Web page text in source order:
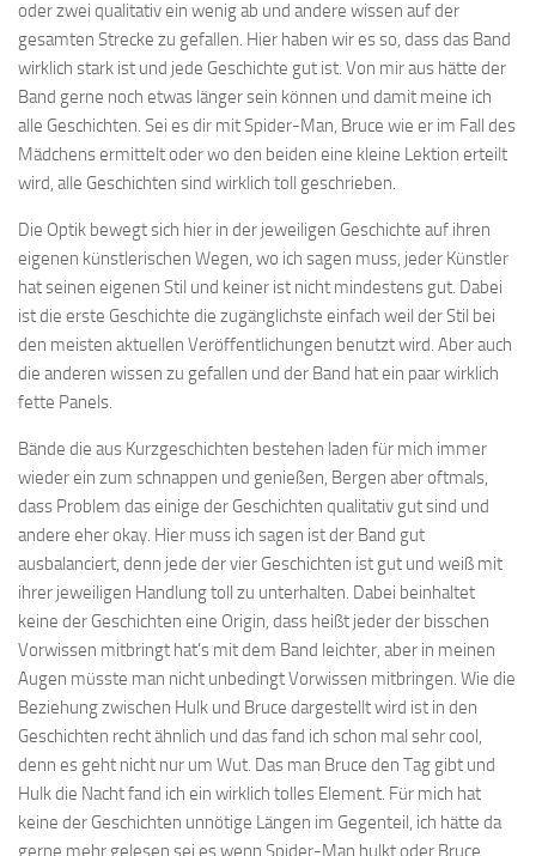
oder zwei qualitativ ein wenig ab und andere wissen auf der
gesamten Strecke zu gefallen. Hier haben wir es so, dass das Band
wirklich stark ist und jede Geschichte gut ist. Von mir aus hätte der
Band gerne noch etwas länger sein können und damit meine ich
alle Geschichten. Sei es dir mit Spider-Man, Bruce wie er im Fall des
Mädchens ermittelt oder wo den beiden eine kleine Lektion erteilt
wird, alle Geschichten sind wirklich toll geschrieben.
Die Optik bewegt sich hier in der jeweiligen Geschichte auf ihren
eigenen künstlerischen Wegen, wo ich sagen muss, jeder Künstler
hat seinen eigenen Stil und keiner ist nicht mindestens gut. Dabei
ist die erste Geschichte die zugänglichste einfach weil der Stil bei
den meisten aktuellen Veröffentlichungen benutzt wird. Aber auch
die anderen wissen zu gefallen und der Band hat ein paar wirklich
fette Panels.
Bände die aus Kurzgeschichten bestehen laden für mich immer
wieder ein zum schnappen und genießen, Bergen aber oftmals,
dass Problem das einige der Geschichten qualitativ gut sind und
andere eher okay. Hier muss ich sagen ist der Band gut
ausbalanciert, denn jede der vier Geschichten ist gut und weiß mit
ihrer jeweiligen Handlung toll zu unterhalten. Dabei beinhaltet
keine der Geschichten eine Origin, dass heißt jeder der bisschen
Vorwissen mitbringt hat’s mit dem Band leichter, aber in meinen
Augen müsste man nicht unbedingt Vorwissen mitbringen. Wie die
Beziehung zwischen Hulk und Bruce dargestellt wird ist in den
Geschichten recht ähnlich und das fand ich schon mal sehr cool,
denn es geht nicht nur um Wut. Das man Bruce den Tag gibt und
Hulk die Nacht fand ich ein wirklich tolles Element. Für mich hat
keine der Geschichten unnötige Längen im Gegenteil, ich hätte da
gerne mehr gelesen sei es wenn Spider-Man hulkt oder Bruce